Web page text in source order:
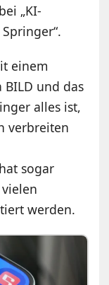
„KI-
einem
und das
alles ist,
verbreiten
sogar
werden.